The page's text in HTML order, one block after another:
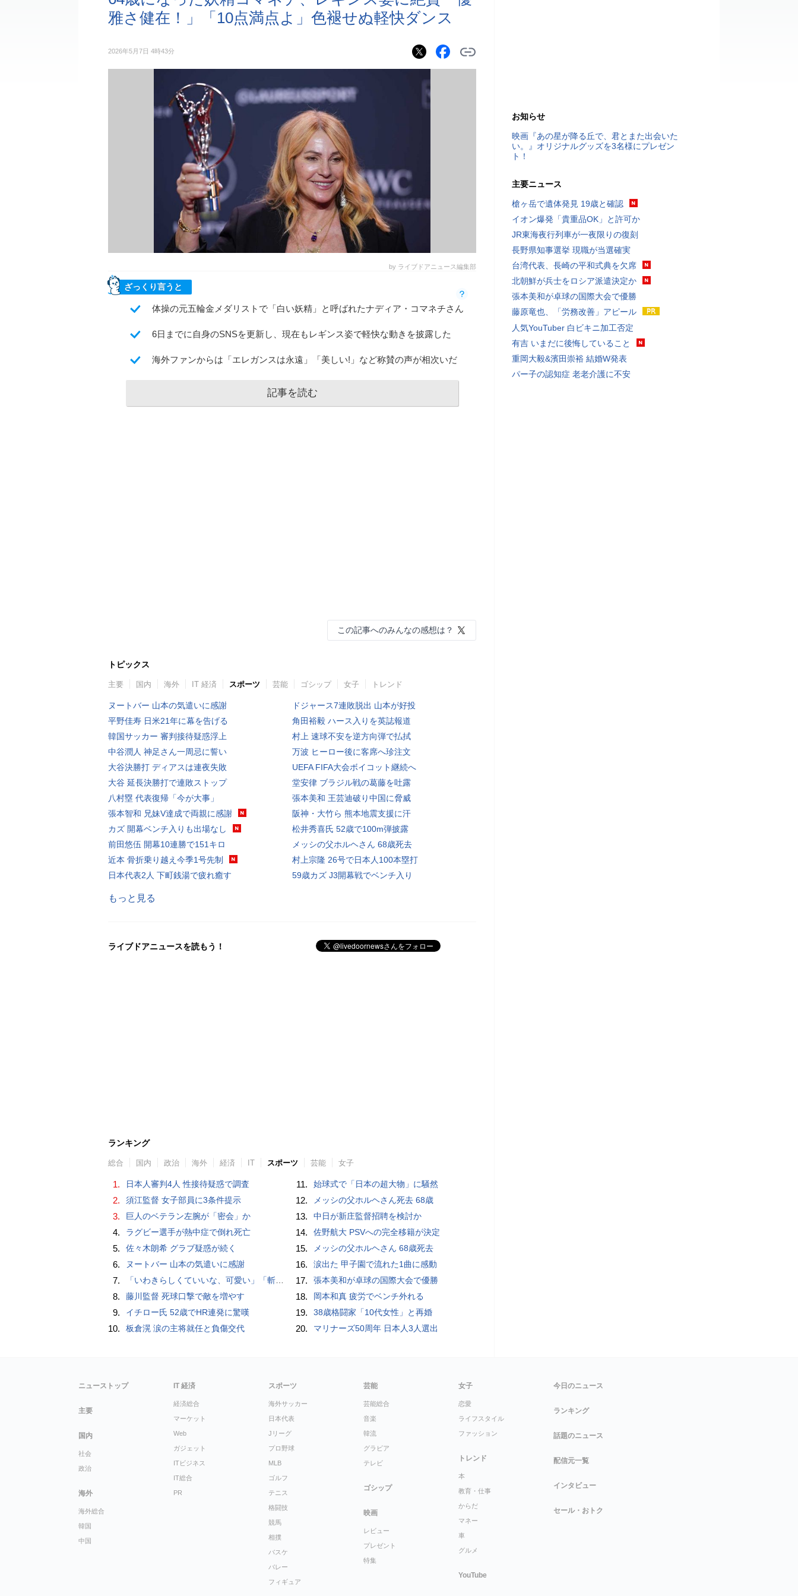
雅さ健在！」「10点満点よ」色褪せぬ軽快ダンス
2026年5月7日 4時43分
by ライブドアニュース編集部
ざっくり言うと
体操の元五輪金メダリストで「白い妖精」と呼ばれたナディア・コマネチさん
6日までに自身のSNSを更新し、現在もレギンス姿で軽快な動きを披露した
海外ファンからは「エレガンスは永遠」「美しい!」など称賛の声が相次いだ
記事を読む
この記事へのみんなの感想は？
トピックス
主要 国内 海外 IT 経済 スポーツ 芸能 ゴシップ 女子 トレンド
ヌートバー 山本の気遣いに感謝
平野佳寿 日米21年に幕を告げる
韓国サッカー 審判接待疑惑浮上
中谷潤人 神足さん一周忌に誓い
大谷決勝打 ディアスは連夜失敗
大谷 延長決勝打で連敗ストップ
八村塁 代表復帰「今が大事」
張本智和 兄妹V達成で両親に感謝
カズ 開幕ベンチ入りも出場なし
前田悠伍 開幕10連勝で151キロ
近本 骨折乗り越え今季1号先制
日本代表2人 下町銭湯で疲れ癒す
ドジャース7連敗脱出 山本が好投
角田裕毅 ハース入りを英誌報道
村上 速球不安を逆方向弾で払拭
万波 ヒーロー後に客席へ珍注文
UEFA FIFA大会ボイコット継続へ
堂安律 ブラジル戦の葛藤を吐露
張本美和 王芸迪破り中国に脅威
阪神・大竹ら 熊本地震支援に汗
松井秀喜氏 52歳で100m弾披露
メッシの父ホルヘさん 68歳死去
村上宗隆 26号で日本人100本塁打
59歳カズ J3開幕戦でベンチ入り
もっと見る
ライブドアニュースを読もう！
ランキング
総合 国内 政治 海外 経済 IT スポーツ 芸能 女子
1. 日本人審判4人 性接待疑惑で調査
2. 須江監督 女子部員に3条件提示
3. 巨人のベテラン左腕が「密会」か
4. ラグビー選手が熱中症で倒れ死亡
5. 佐々木朗希 グラブ疑惑が続く
6. ヌートバー 山本の気遣いに感謝
7. 「いわきらしくていいな、可愛い」「斬新」初出場初勝利の東日本国際大昌平、アルプス彩ったフラダンス部の応援に反響 部員は感無量「夢を見ているよう」
8. 藤川監督 死球口撃で敵を増やす
9. イチロー氏 52歳でHR連発に驚嘆
10. 板倉滉 涙の主将就任と負傷交代
11. 始球式で「日本の超大物」に騒然
12. メッシの父ホルヘさん死去 68歳
13. 中日が新庄監督招聘を検討か
14. 佐野航大 PSVへの完全移籍が決定
15. メッシの父ホルヘさん 68歳死去
16. 涙出た 甲子園で流れた1曲に感動
17. 張本美和が卓球の国際大会で優勝
18. 岡本和真 疲労でベンチ外れる
19. 38歳格闘家「10代女性」と再婚
20. マリナーズ50周年 日本人3人選出
お知らせ
映画『あの星が降る丘で、君とまた出会いた
い。』オリジナルグッズを3名様にプレゼン
ト！
主要ニュース
槍ヶ岳で遺体発見 19歳と確認
イオン爆発「貴重品OK」と許可か
JR東海夜行列車が一夜限りの復刻
長野県知事選挙 現職が当選確実
台湾代表、長崎の平和式典を欠席
北朝鮮が兵士をロシア派遣決定か
張本美和が卓球の国際大会で優勝
藤原竜也、「労務改善」アピール
人気YouTuber 白ビキニ加工否定
有吉 いまだに後悔していること
重岡大毅&濱田崇裕 結婚W発表
パー子の認知症 老老介護に不安
ニューストップ
主要
国内
社会
政治
海外
海外総合
韓国
中国
IT 経済
経済総合
マーケット
Web
ガジェット
ITビジネス
IT総合
PR
スポーツ
海外サッカー
日本代表
Jリーグ
プロ野球
MLB
ゴルフ
テニス
格闘技
競馬
相撲
バスケ
バレー
フィギュア
芸能
芸能総合
音楽
韓流
グラビア
テレビ
ゴシップ
映画
レビュー
プレゼント
特集
女子
恋愛
ライフスタイル
ファッション
トレンド
本
教育・仕事
からだ
マネー
車
グルメ
YouTube
今日のニュース
ランキング
話題のニュース
配信元一覧
インタビュー
セール・おトク